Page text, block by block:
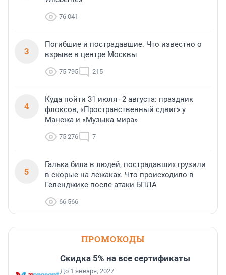
76 041
3
Погибшие и пострадавшие. Что известно о
взрыве в центре Москвы
75 795 215
4
Куда пойти 31 июля–2 августа: праздник
флоксов, «Пространственный сдвиг» у
Манежа и «Музыка мира»
75 276 7
5
Галька била в людей, пострадавших грузили
в скорые на лежаках. Что происходило в
Геленджике после атаки БПЛА
66 566
ПРОМОКОДЫ
Скидка 5% на все сертификаты
До 1 января, 2027